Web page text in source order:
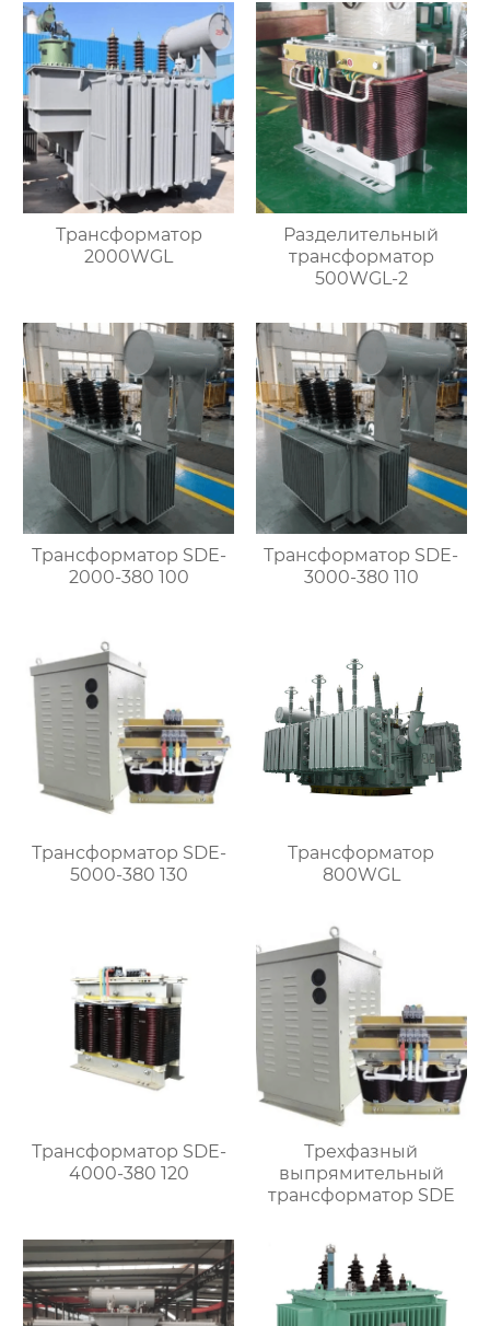
Трансформатор
2000WGL
Разделительный
трансформатор
500WGL-2
Трансформатор SDE-
2000-380 100
Трансформатор SDE-
3000-380 110
Трансформатор SDE-
5000-380 130
Трансформатор
800WGL
Трансформатор SDE-
4000-380 120
Трехфазный
выпрямительный
трансформатор SDE